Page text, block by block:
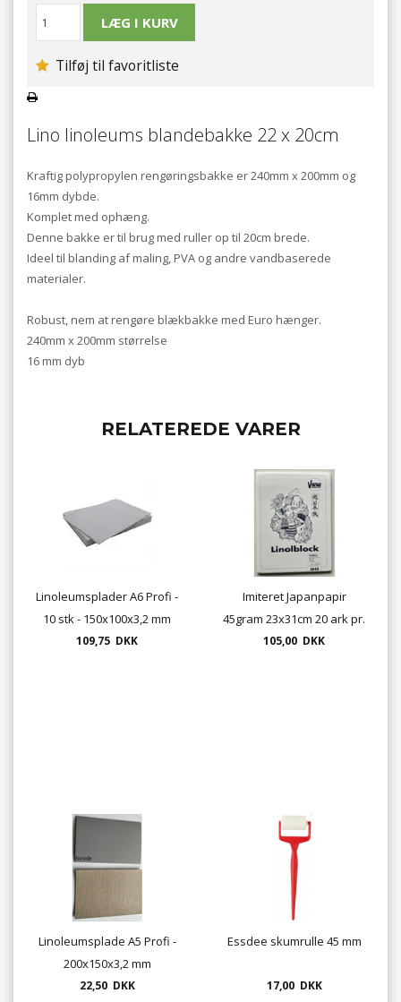
Tilføj til favoritliste
Lino linoleums blandebakke 22 x 20cm
Kraftig polypropylen rengøringsbakke er 240mm x 200mm og
16mm dybde.
Komplet med ophæng.
Denne bakke er til brug med ruller op til 20cm brede.
Ideel til blanding af maling, PVA og andre vandbaserede
materialer.
Robust, nem at rengøre blækbakke med Euro hænger.
240mm x 200mm størrelse
16 mm dyb
RELATEREDE VARER
Linoleumsplader A6 Profi -
10 stk - 150x100x3,2 mm
109,75 DKK
Imiteret Japanpapir
45gram 23x31cm 20 ark pr.
blok UDSOLGT
105,00 DKK
Linoleumsplade A5 Profi -
200x150x3,2 mm
22,50 DKK
Essdee skumrulle 45 mm
17,00 DKK